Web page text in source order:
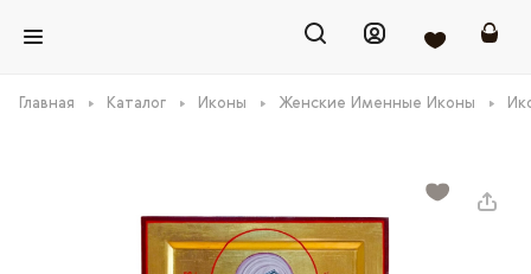
Главная Каталог Иконы Женские Именные Иконы